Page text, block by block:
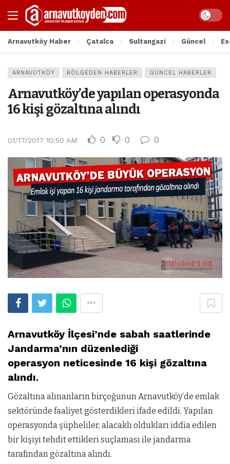
Arnavutköy Haber Çatalca Sultangazi Güncel
ARNAVUTKÖY BÖLGEDEN HABERLER GÜNCEL HABERLER
Arnavutköy’de yapılan operasyonda
16 kişi gözaltına alındı
01/17/2017 10:50 AM 0 0 0
Arnavutköy İlçesi’nde sabah saatlerinde
Jandarma’nın düzenlediği
operasyon neticesinde 16 kişi gözaltına
alındı.
Gözaltına alınanların birçoğunun Arnavutköy’de emlak
sektöründe faaliyet gösterdikleri ifade edildi. Yapılan
operasyonda şüpheliler, alacaklı oldukları iddia edilen
bir kişiyi tehdit ettikleri suçlaması ile jandarma
tarafından gözaltına alındı.